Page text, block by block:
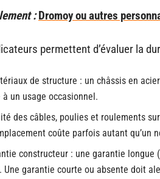
: Dromoy ou autres
permettent d’évaluer la
de structure : un châssis en
un usage occasionnel.
des câbles, poulies et roulements
coûte parfois autant qu’un
constructeur : une garantie longue
Une garantie courte ou absente doit